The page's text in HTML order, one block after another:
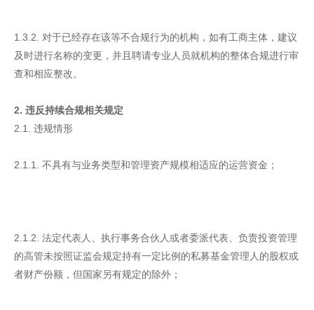
1.3.2. 对于已经存在该等不合规行为的机构，如有工商主体，建议
及时进行名称的变更，并且聘请专业人员就机构的整体合规进行审
查和相应整改。
2. 违反持续合规相关规定
2.1. 违规情形
2.1.1. 不具有与业务类型和管理资产规模相适应的运营资金；
2.1.2. 法定代表人、执行事务合伙人或者委派代表、负责投资管理
的高管未按照证监会规定持有一定比例的私募基金管理人的股权或
者财产份额，但国家另有规定的除外；